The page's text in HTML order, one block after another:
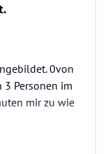
0von
3 Personen im
mir zu wie